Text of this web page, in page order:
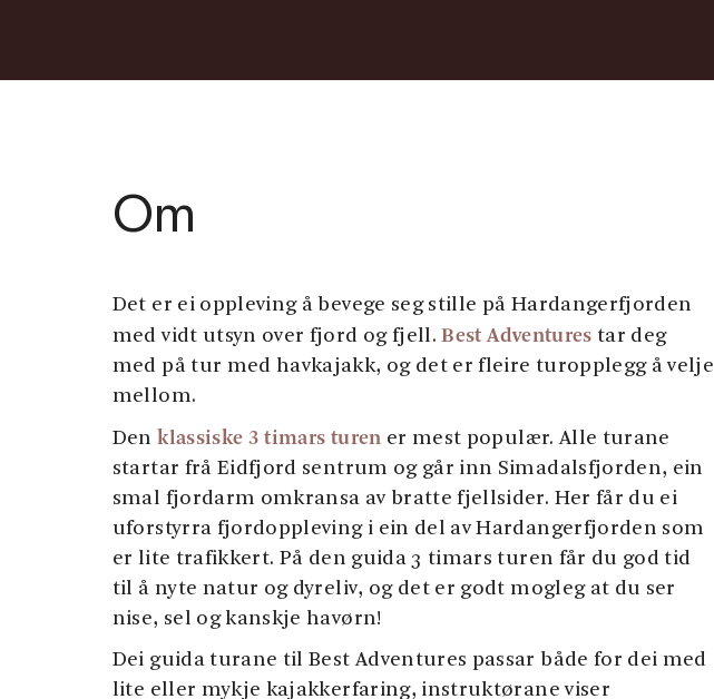
Om
Det er ei oppleving å bevege seg stille på Hardangerfjorden
med vidt utsyn over fjord og fjell.Best Adventures tar deg
med på tur med havkajakk, og det er fleire turopplegg å velje
mellom.
Denklassiske 3 timars turen er mest populær. Alle turane
startar frå Eidfjord sentrum og går inn Simadalsfjorden, ein
smal fjordarm omkransa av bratte fjellsider. Her får du ei
uforstyrra fjordoppleving i ein del av Hardangerfjorden som
er lite trafikkert. På den guida 3 timars turen får du god tid
til å nyte natur og dyreliv, og det er godt mogleg at du ser
nise, sel og kanskje havørn!
Dei guida turane til Best Adventures passar både for dei med
lite eller mykje kajakkerfaring, instruktørane viser